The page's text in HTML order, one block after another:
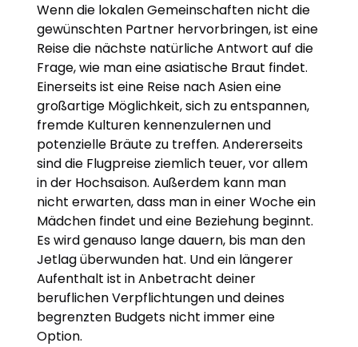
Wenn die lokalen Gemeinschaften nicht die
gewünschten Partner hervorbringen, ist eine
Reise die nächste natürliche Antwort auf die
Frage, wie man eine asiatische Braut findet.
Einerseits ist eine Reise nach Asien eine
großartige Möglichkeit, sich zu entspannen,
fremde Kulturen kennenzulernen und
potenzielle Bräute zu treffen. Andererseits
sind die Flugpreise ziemlich teuer, vor allem
in der Hochsaison. Außerdem kann man
nicht erwarten, dass man in einer Woche ein
Mädchen findet und eine Beziehung beginnt.
Es wird genauso lange dauern, bis man den
Jetlag überwunden hat. Und ein längerer
Aufenthalt ist in Anbetracht deiner
beruflichen Verpflichtungen und deines
begrenzten Budgets nicht immer eine
Option.